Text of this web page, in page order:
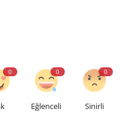
0 0
Eğlenceli
0
Sinirli